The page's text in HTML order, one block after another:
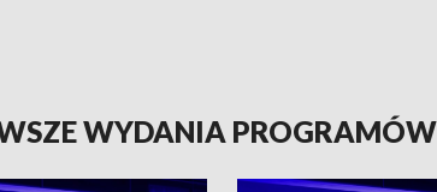
WYDANIA PROGRAMÓW